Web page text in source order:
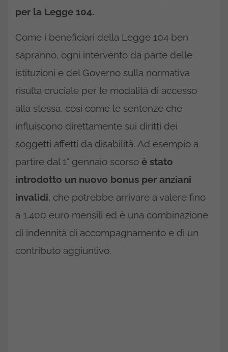
per la Legge 104.
Come i beneficiari della Legge 104 ben
sapranno, ogni intervento da parte delle
istituzioni e del Governo sulla normativa
risulta cruciale per le modalità di accesso
alla stessa, così come le sentenze che
influiscono direttamente sui diritti dei
soggetti affetti da disabilità. Ad esempio a
partire dal 1° gennaio scorso è stato
introdotto un nuovo bonus per anziani
invalidi, che potrebbe arrivare a valere fino
a 1.400 euro mensili ed è una combinazione
di indennità di accompagnamento e di un
contributo aggiuntivo.